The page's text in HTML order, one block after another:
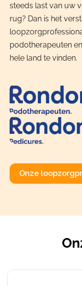
steeds last van uw
rug? Dan is het
podotherapeuten
hele land te vinden.
Onze